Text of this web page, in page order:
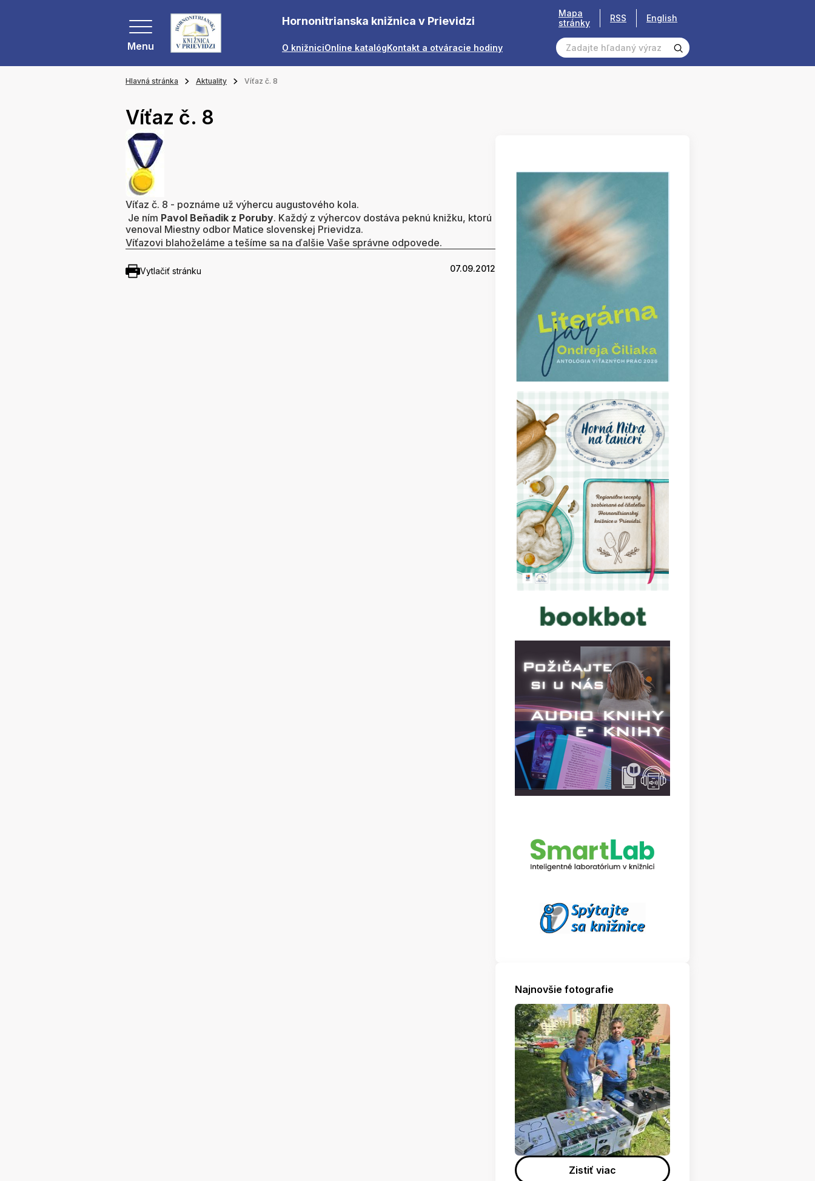
Menu
Hornonitrianska knižnica v Prievidzi
O knižniciOnline katalógKontakt a otváracie hodiny
Mapa
stránky
RSS English
Hlavná stránka Aktuality Víťaz č. 8
Víťaz č. 8
Víťaz č. 8 - poznáme už výhercu augustového kola.
Je ním Pavol Beňadik z Poruby. Každý z výhercov dostáva peknú knižku, ktorú
venoval Miestny odbor Matice slovenskej Prievidza.
Víťazovi blahoželáme a tešíme sa na ďalšie Vaše správne odpovede.
Vytlačiť stránku 07.09.2012
Najnovšie fotografie
Zistiť viac